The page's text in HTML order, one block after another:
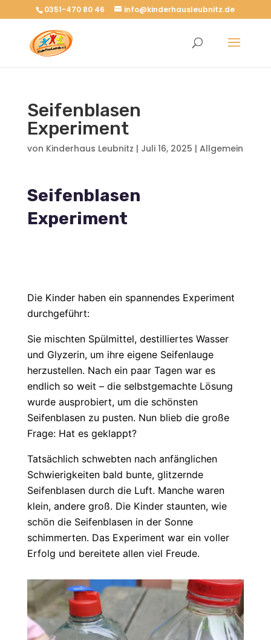
0351-470 80 46 info@kinderhausleubnitz.de
Seifenblasen
Experiment
von Kinderhaus Leubnitz | Juli 16, 2025 | Allgemein
Seifenblasen
Experiment
Die Kinder haben ein spannendes Experiment
durchgeführt:
Sie mischten Spülmittel, destilliertes Wasser
und Glyzerin, um ihre eigene Seifenlauge
herzustellen. Nach ein paar Tagen war es
endlich so weit – die selbstgemachte Lösung
wurde ausprobiert, um die schönsten
Seifenblasen zu pusten. Nun blieb die große
Frage: Hat es geklappt?
Tatsächlich schwebten nach anfänglichen
Schwierigkeiten bald bunte, glitzernde
Seifenblasen durch die Luft. Manche waren
klein, andere groß. Die Kinder staunten, wie
schön die Seifenblasen in der Sonne
schimmerten. Das Experiment war ein voller
Erfolg und bereitete allen viel Freude.